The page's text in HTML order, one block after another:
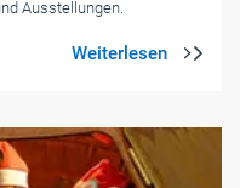
Ausstellungen.